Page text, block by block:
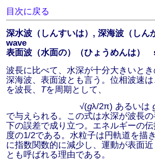
目次に戻る
深水波（しんすいは）, 深海波（し
wave
表面波（水面の）（ひょうめんは）
波長に比べて、水深が十分大きいと
深海波、表面波とも言う。位相波速は
を波長、 Tを周期として、
√(gλ/2π) あるいは
で与えられる。この式は水深が波長
下の誤差で成り立つ。エネルギーの
度の1/2である。水粒子は円軌道を描
に指数関数的に減少し、運動が表面
とも呼ばれる理由である。